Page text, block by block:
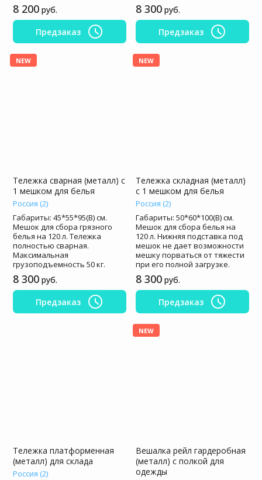
8 200 руб.
Предзаказ
8 300 руб.
Предзаказ
NEW
Тележка сварная (металл) с
1 мешком для белья
Россия (2)
Габариты: 45*55*95(В) см.
Мешок для сбора грязного
белья на 120 л. Тележка
полностью сварная.
Максимальная
грузоподъемность 50 кг.
8 300 руб.
Предзаказ
NEW
Тележка складная (металл)
с 1 мешком для белья
Россия (2)
Габариты: 50*60*100(В) см.
Мешок для сбора белья на
120 л. Нижняя подставка под
мешок не дает возможности
мешку порваться от тяжести
при его полной загрузке.
8 300 руб.
Предзаказ
Тележка платформенная
(металл) для склада
Россия (2)
NEW
Вешалка рейл гардеробная
(металл) с полкой для
одежды